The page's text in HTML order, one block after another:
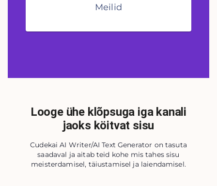
Meilid
Looge ühe klõpsuga iga kanali
jaoks köitvat sisu
Cudekai AI Writer/AI Text Generator on tasuta
saadaval ja aitab teid kohe mis tahes sisu
meisterdamisel, täiustamisel ja laiendamisel.